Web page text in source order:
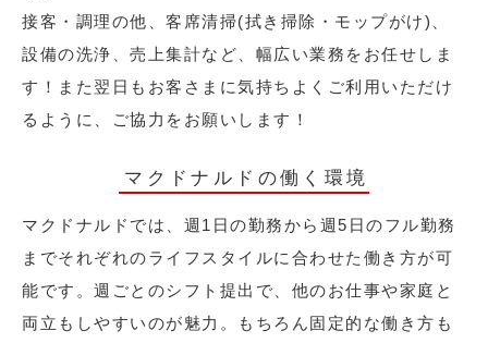
接客・調理の他、客席清掃(拭き掃除・モップがけ)、
設備の洗浄、売上集計など、幅広い業務をお任せしま
す！また翌日もお客さまに気持ちよくご利用いただけ
るように、ご協力をお願いします！
マクドナルドの働く環境
マクドナルドでは、週1日の勤務から週5日のフル勤務
までそれぞれのライフスタイルに合わせた働き方が可
能です。週ごとのシフト提出で、他のお仕事や家庭と
両立もしやすいのが魅力。もちろん固定的な働き方も